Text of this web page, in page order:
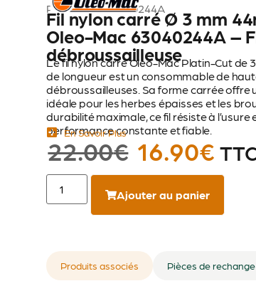
Référence : 63040244A
Fil nylon carré Ø 3 mm
Oleo-Mac 63040244A –
débroussailleuse
Le fil nylon carré Oleo-Mac Platin-Cut de
de longueur est un consommable de
débroussailleuses. Sa forme carrée offre
idéale pour les herbes épaisses et les
durabilité maximale, ce fil résiste à
performance constante et fiable.
En Savoir Plus
22.00€ 16.90€
Ajouter au panier
Produits associés Pièces de rechange